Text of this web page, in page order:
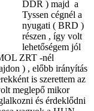
DDR ) majd a
Tyssen cégnél a
nyugati ( BRD )
részen , így volt
lehetőségem jól
ZRT -nél
) , előbb irányítás
is szerettem az
meglepő mikor
és érdeklődni